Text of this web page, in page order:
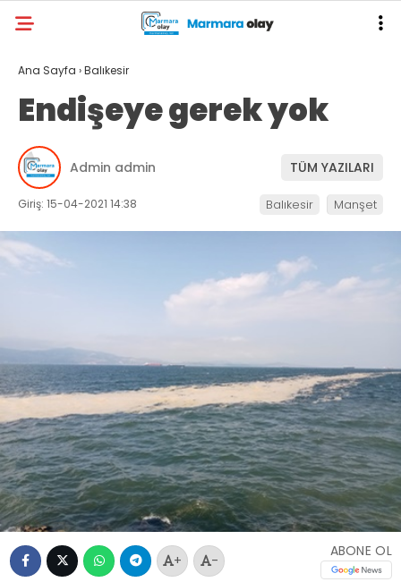
Ana Sayfa ›Balıkesir
Endişeye gerek yok
Admin admin TÜM YAZILARI
Giriş: 15-04-2021 14:38 Balıkesir Manşet
+ -
ABONE OL